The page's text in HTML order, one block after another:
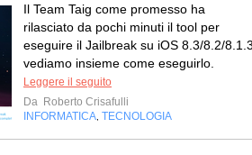
Il Team Taig come promesso ha
rilasciato da pochi minuti il tool per
eseguire il Jailbreak su iOS 8.3/8.2/
vediamo insieme come eseguirlo.
Leggere il seguito
Da Roberto Crisafulli
INFORMATICA TECNOLOGIA